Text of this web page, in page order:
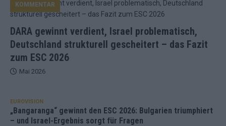
DARA gewinnt verdient, Israel problematisch,
Deutschland strukturell gescheitert – das Fazit
zum ESC 2026
KOMMENTAR
Mai 2026
EUROVISION
„Bangaranga“ gewinnt den ESC 2026: Bulgarien triumphiert
– und Israel-Ergebnis sorgt für Fragen